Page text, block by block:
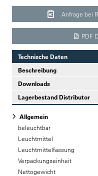
Anfrage bei
PDF
Technische Daten
Beschreibung
Downloads
Lagerbestand Distributor
Allgemein
beleuchtbar
Leuchtmittel
Leuchtmittelfassung
Verpackungseinheit
Nettogewicht